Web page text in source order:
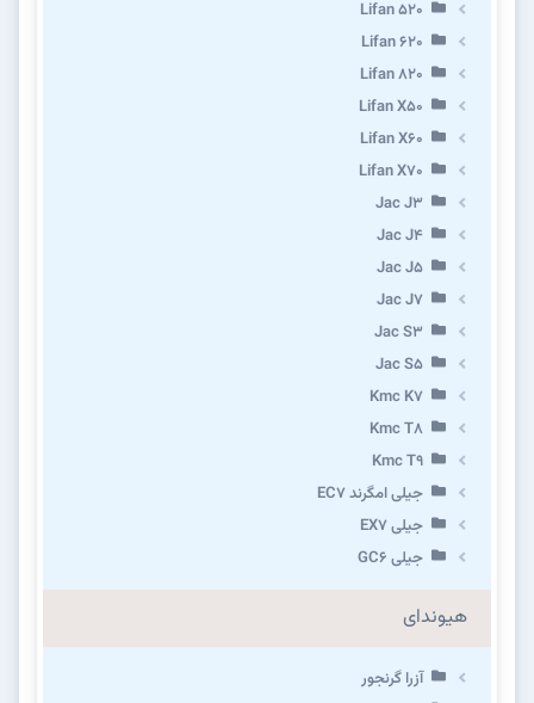
Lifan 520
Lifan 620
Lifan 820
Lifan X50
Lifan X60
Lifan X70
Jac J3
Jac J4
Jac J5
Jac J7
Jac S3
Jac S5
Kmc K7
Kmc T8
Kmc T9
جیلی امگرند EC7
جیلی EX7
جیلی GC6
هیوندای
آزرا گرنجور